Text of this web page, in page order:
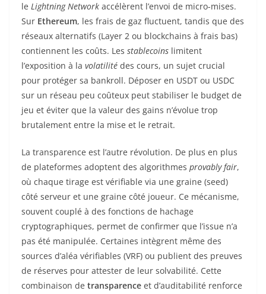
le Lightning Network accélèrent l’envoi de micro-mises.
Sur Ethereum, les frais de gaz fluctuent, tandis que des
réseaux alternatifs (Layer 2 ou blockchains à frais bas)
contiennent les coûts. Les stablecoins limitent
l’exposition à la volatilité des cours, un sujet crucial
pour protéger sa bankroll. Déposer en USDT ou USDC
sur un réseau peu coûteux peut stabiliser le budget de
jeu et éviter que la valeur des gains n’évolue trop
brutalement entre la mise et le retrait.
La transparence est l’autre révolution. De plus en plus
de plateformes adoptent des algorithmes provably fair,
où chaque tirage est vérifiable via une graine (seed)
côté serveur et une graine côté joueur. Ce mécanisme,
souvent couplé à des fonctions de hachage
cryptographiques, permet de confirmer que l’issue n’a
pas été manipulée. Certaines intègrent même des
sources d’aléa vérifiables (VRF) ou publient des preuves
de réserves pour attester de leur solvabilité. Cette
combinaison de transparence et d’auditabilité renforce